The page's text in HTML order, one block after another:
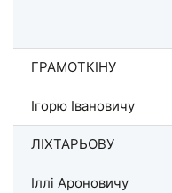
ГРАМОТКІНУ
Ігорю Івановичу
ЛІХТАРЬОВУ
Іллі Ароновичу